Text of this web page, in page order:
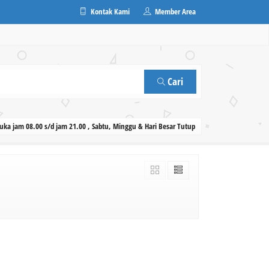
Kontak Kami Member Area
Cari
jam 08.00 s/d jam 21.00 , Sabtu, Minggu & Hari Besar Tutup